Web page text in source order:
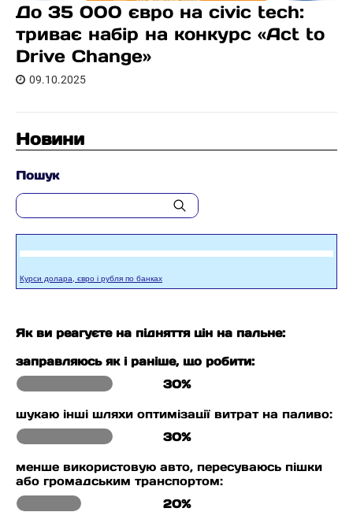
До 35 000 євро на civic tech:
триває набір на конкурс «Act to
Drive Change»
09.10.2025
Новини
Пошук
Курси долара, євро і рубля по банках
Як ви реагуєте на підняття цін на пальне:
заправляюсь як і раніше, що робити:
30%
шукаю інші шляхи оптимізації витрат на паливо:
30%
менше використовую авто, пересуваюсь пішки
або громадським транспортом:
20%